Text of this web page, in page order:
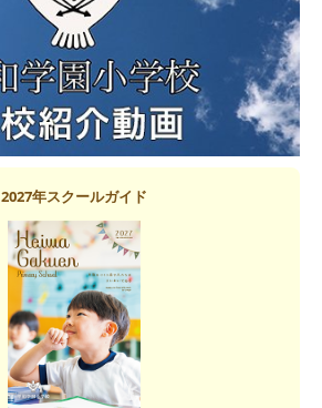
2027年スクールガイド